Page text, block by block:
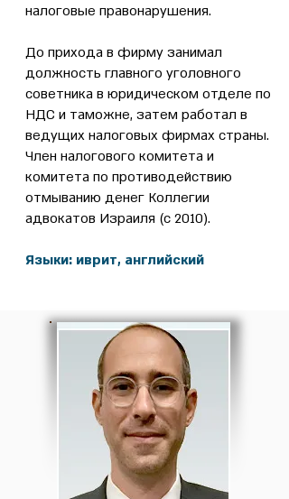
налоговые правонарушения.
До прихода в фирму занимал
должность главного уголовного
советника в юридическом отделе по
НДС и таможне, затем работал в
ведущих налоговых фирмах страны.
Член налогового комитета и
комитета по противодействию
отмыванию денег Коллегии
адвокатов Израиля (с 2010).
Языки: иврит, английский